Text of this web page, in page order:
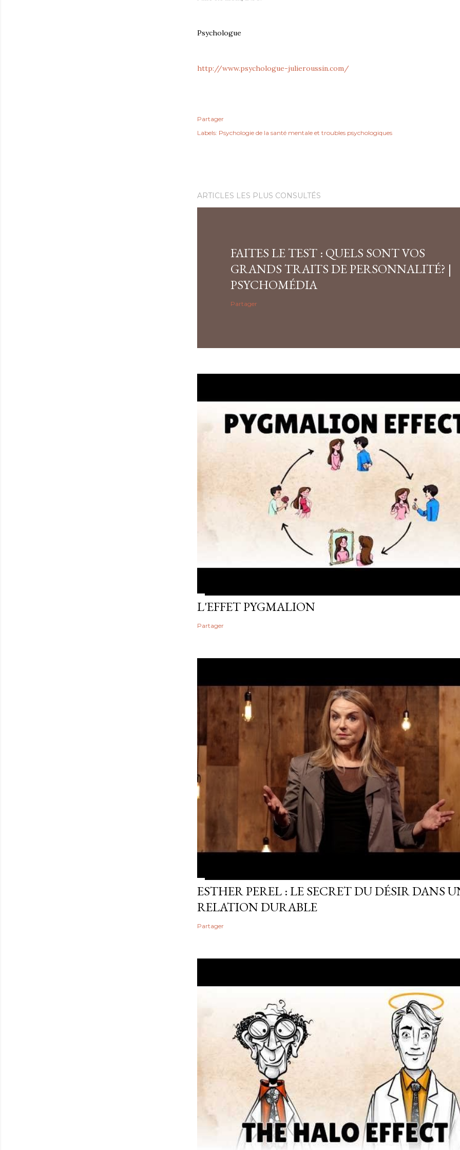
Psychologue
http://www.psychologue-julieroussin.com/
Partager
Labels: Psychologie de la santé mentale et troubles psychologiques
ARTICLES LES PLUS CONSULTÉS
FAITES LE TEST : QUELS SONT VOS
GRANDS TRAITS DE PERSONNALITÉ? |
PSYCHOMÉDIA
Partager
L'EFFET PYGMALION
Partager
ESTHER PEREL : LE SECRET DU DÉSIR DANS
RELATION DURABLE
Partager